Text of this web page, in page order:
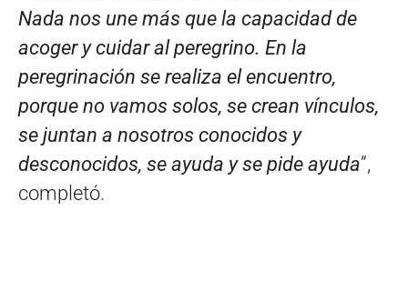
Nada nos une más que la capacidad de
acoger y cuidar al peregrino. En la
peregrinación se realiza el encuentro,
porque no vamos solos, se crean vínculos,
se juntan a nosotros conocidos y
desconocidos, se ayuda y se pide ayuda”,
completó.